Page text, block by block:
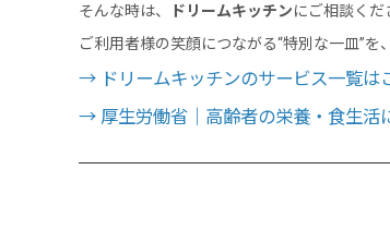
そんな時は、
ドリームキッチンにご相談くだ
ご利用者様の笑顔につながる“特別な一皿”を
→ ドリームキッチンのサービス一覧は
→ 厚生労働省｜高齢者の栄養・食生活